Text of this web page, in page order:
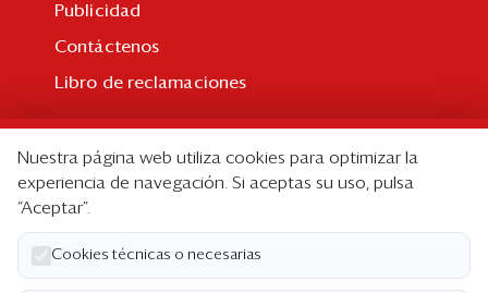
Publicidad
Contáctenos
Libro de reclamaciones
Suscripción individual
Paquetes corporativos
Edición Impresa
Nuestra página web utiliza cookies para optimizar la
experiencia de navegación. Si aceptas su uso, pulsa
“Aceptar”.
Cookies técnicas o necesarias